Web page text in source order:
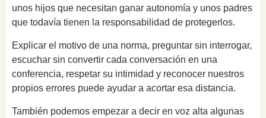
unos hijos que necesitan ganar autonomía y unos padres
que todavía tienen la responsabilidad de protegerlos.
Explicar el motivo de una norma, preguntar sin interrogar,
escuchar sin convertir cada conversación en una
conferencia, respetar su intimidad y reconocer nuestros
propios errores puede ayudar a acortar esa distancia.
También podemos empezar a decir en voz alta algunas